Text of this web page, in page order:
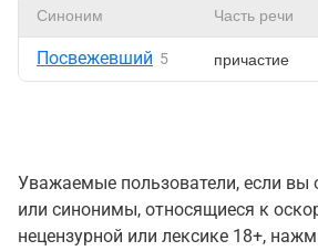
Синоним Часть речи
Посвежевший 5 причастие
Уважаемые пользователи, если вы
или синонимы, относящиеся к
нецензурной или лексике 18+,